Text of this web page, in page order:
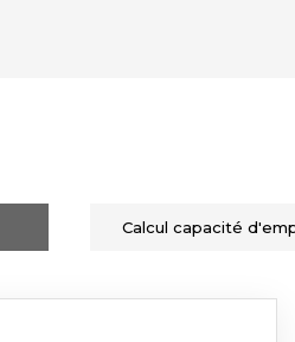
Calcul capacité